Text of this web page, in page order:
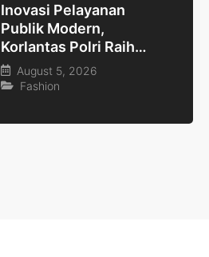
Inovasi Pelayanan
Publik Modern,
Korlantas Polri Raih
Penghargaan Presisi
Berkat SIM Digital dan
August 5, 2026
Fashion